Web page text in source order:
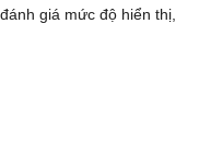
giá mức độ hiển thị,